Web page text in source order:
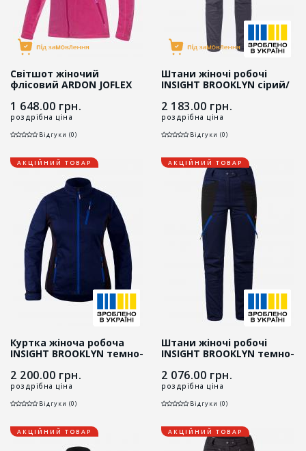
Світшот жіночий
флісовий ARDON JOFLEX
1 648.00 грн.
роздрібна ціна
Відгуки (0)
Штани жіночі робочі
INSIGHT BROOKLYN сірий/
2 183.00 грн.
роздрібна ціна
Відгуки (0)
АКЦІЙНИЙ ТОВАР
Куртка жіноча робоча
INSIGHT BROOKLYN темно-
2 200.00 грн.
роздрібна ціна
Відгуки (0)
АКЦІЙНИЙ ТОВАР
Штани жіночі робочі
INSIGHT BROOKLYN темно-
2 076.00 грн.
роздрібна ціна
Відгуки (0)
АКЦІЙНИЙ ТОВАР АКЦІЙНИЙ ТОВАР